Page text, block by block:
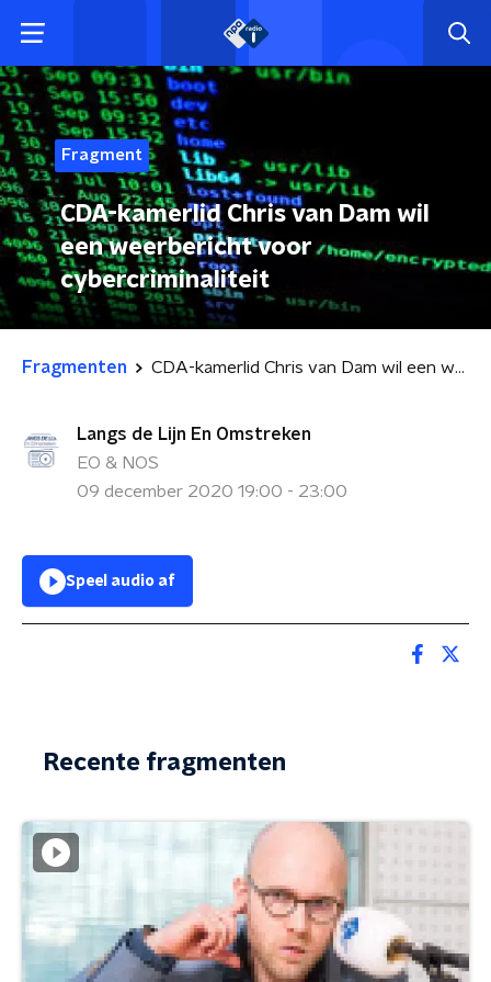
Fragment
CDA-kamerlid Chris van Dam wil
een weerbericht voor
cybercriminaliteit
Fragmenten CDA-kamerlid Chris van Dam wil een weerbericht voor cybercriminaliteit
Langs de Lijn En Omstreken
EO & NOS
09 december 2020 19:00 - 23:00
Speel audio af
Recente fragmenten